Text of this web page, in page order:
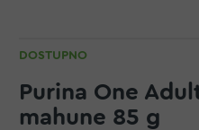
DOSTUPNO
Purina One
mahune 85 g